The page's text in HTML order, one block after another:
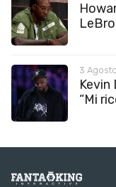
3
Kevin
“Mi